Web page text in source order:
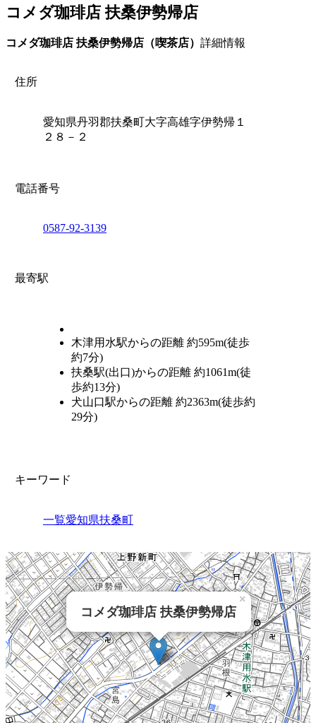
コメダ珈琲店 扶桑伊勢帰店
コメダ珈琲店 扶桑伊勢帰店（喫茶店） 詳細情報
住所
愛知県丹羽郡扶桑町大字高雄字伊勢帰１
２８－２
電話番号
0587-92-3139
最寄駅
木津用水駅からの距離 約595m(徒歩
約7分)
扶桑駅(出口)からの距離 約1061m(徒
歩約13分)
犬山口駅からの距離 約2363m(徒歩約
29分)
キーワード
一覧愛知県扶桑町
コメダ珈琲店 扶桑伊勢帰店
×